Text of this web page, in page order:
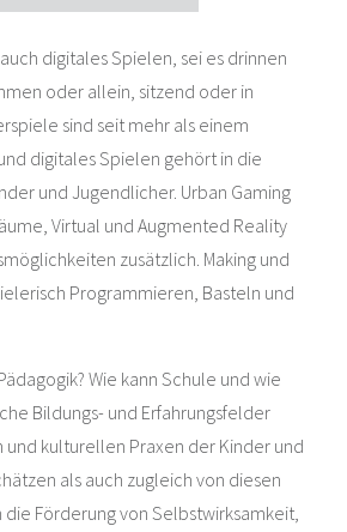
digitales Spielen, sei es drinnen
oder allein, sitzend oder in
sind seit mehr als einem
digitales Spielen gehört in die
und Jugendlicher. Urban Gaming
Virtual und Augmented Reality
zusätzlich. Making und
Programmieren, Basteln und
Wie kann Schule und wie
Bildungs- und Erfahrungsfelder
kulturellen Praxen der Kinder und
als auch zugleich von diesen
die Förderung von Selbstwirksamkeit,